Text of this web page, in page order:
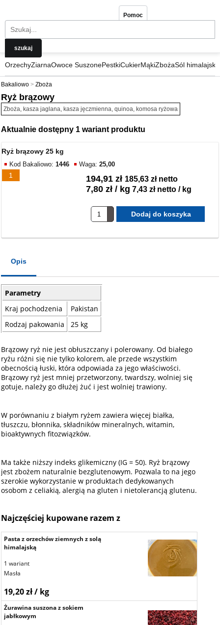
Pomoc
OrzechyZiarnaOwoce SuszonePestkiCukierMąkiZbożaSól himalajska
Bakaliowo Zboża
Ryż brązowy
Zboża, kasza jaglana, kasza jęczmienna, quinoa, komosa ryżowa
Aktualnie dostępny 1 wariant produktu
1
Ryż brązowy 25 kg
Kod Bakaliowo:1446 Waga:25,00
194,91 zł 185,63 zł netto
7,80 zł / kg 7,43 zł netto / kg
Opis
Parametry
Kraj pochodzenia
Pakistan
Rodzaj pakowania
25 kg
Brązowy ryż nie jest obłuszczany i polerowany. Od białego
ryżu różni się nie tylko kolorem, ale przede wszystkim
obecnością łuski, która odpowiada za jego właściwości.
Brązowy ryż jest mniej przetworzony, twardszy, wolniej się
gotuje, należy go dłużej żuć i jest wolniej trawiony.
W porównaniu z białym ryżem zawiera więcej białka,
tłuszczu, błonnika, składników mineralnych, witamin,
bioaktywnych fitozwiązków.
Ma także niższy indeks glikemiczny (IG = 50). Ryż brązowy
jest zbożem naturalnie bezglutenowym. Pozwala to na jego
szerokie wykorzystanie w produktach dedykowanych
osobom z celiakią, alergią na gluten i nietolerancją glutenu.
Najczęściej kupowane razem z
Pasta z orzechów ziemnych z solą
himalajską
1 wariant
Masła
19,20 zł / kg
Żurawina suszona z sokiem
jabłkowym